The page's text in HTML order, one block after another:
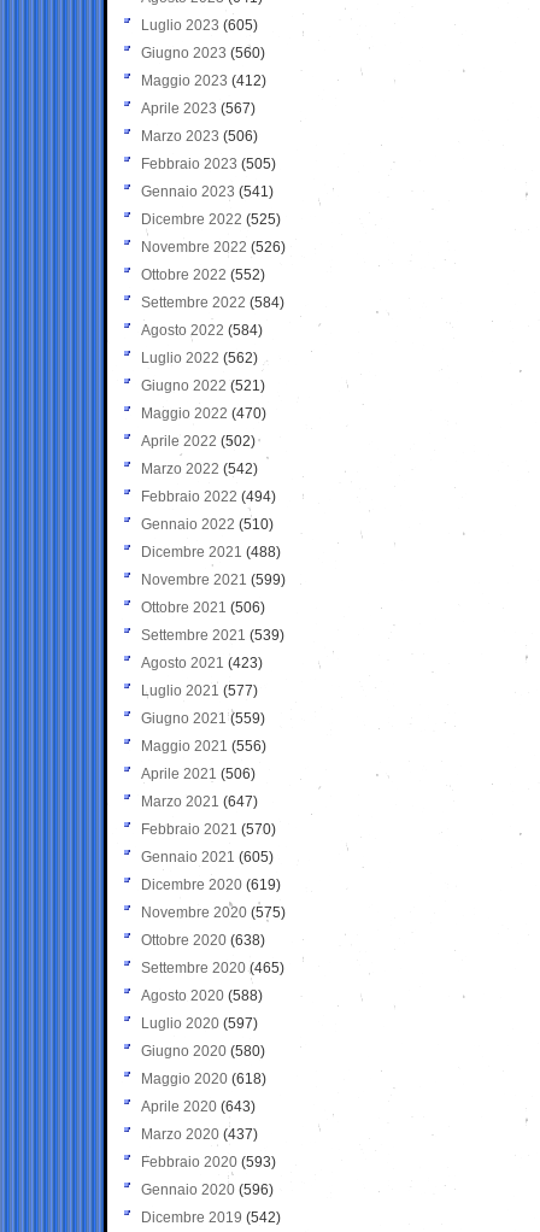
Luglio 2023 (605)
Giugno 2023 (560)
Maggio 2023 (412)
Aprile 2023 (567)
Marzo 2023 (506)
Febbraio 2023 (505)
Gennaio 2023 (541)
Dicembre 2022 (525)
Novembre 2022 (526)
Ottobre 2022 (552)
Settembre 2022 (584)
Agosto 2022 (584)
Luglio 2022 (562)
Giugno 2022 (521)
Maggio 2022 (470)
Aprile 2022 (502)
Marzo 2022 (542)
Febbraio 2022 (494)
Gennaio 2022 (510)
Dicembre 2021 (488)
Novembre 2021 (599)
Ottobre 2021 (506)
Settembre 2021 (539)
Agosto 2021 (423)
Luglio 2021 (577)
Giugno 2021(559)
Maggio 2021 (556)
Aprile 2021 (506)
Marzo 2021 (647)
Febbraio 2021 (570)
Gennaio 2021 (605)
Dicembre 2020 (619)
Novembre 2020 (575)
Ottobre 2020 (638)
Settembre 2020(465)
Agosto 2020 (588)
Luglio 2020 (597)
Giugno 2020 (580)
Maggio 2020 (618)
Aprile 2020 (643)
Marzo 2020 (437)
Febbraio 2020 (593)
Gennaio 2020 (596)
Dicembre 2019 (542)